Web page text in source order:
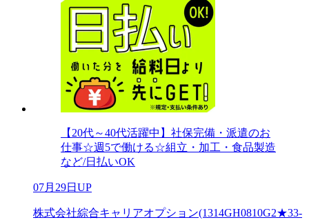
【20代～40代活躍中】社保完備・派遣のお
仕事☆週5で働ける☆組立・加工・食品製造
など/日払いOK
07月29日UP
株式会社綜合キャリアオプション(1314GH0810G2★33-